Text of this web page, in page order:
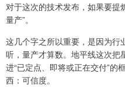
对于这次的技术发布，如果要提
量产”。
这几个字之所以重要，是因为
听，量产才算数。地平线这次把
进“已定点、即将或正在交付”的
西：可信度。